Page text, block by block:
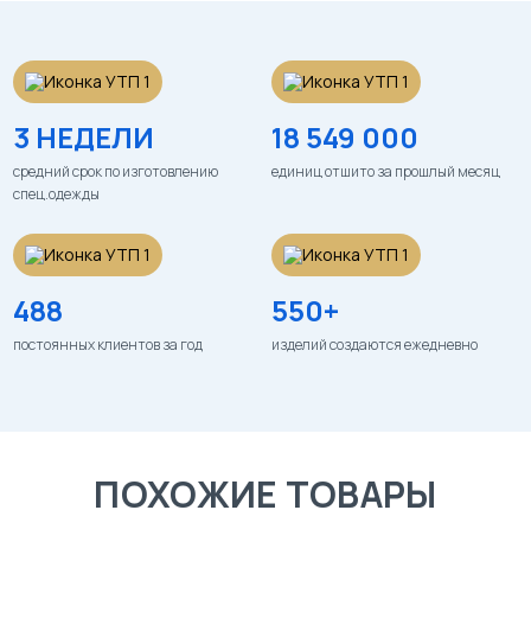
3 НЕДЕЛИ
средний срок по изготовлению
спец.одежды
18 549 000
единиц отшито за прошлый месяц
488
постоянных клиентов за год
550+
изделий создаются ежедневно
ПОХОЖИЕ ТОВАРЫ